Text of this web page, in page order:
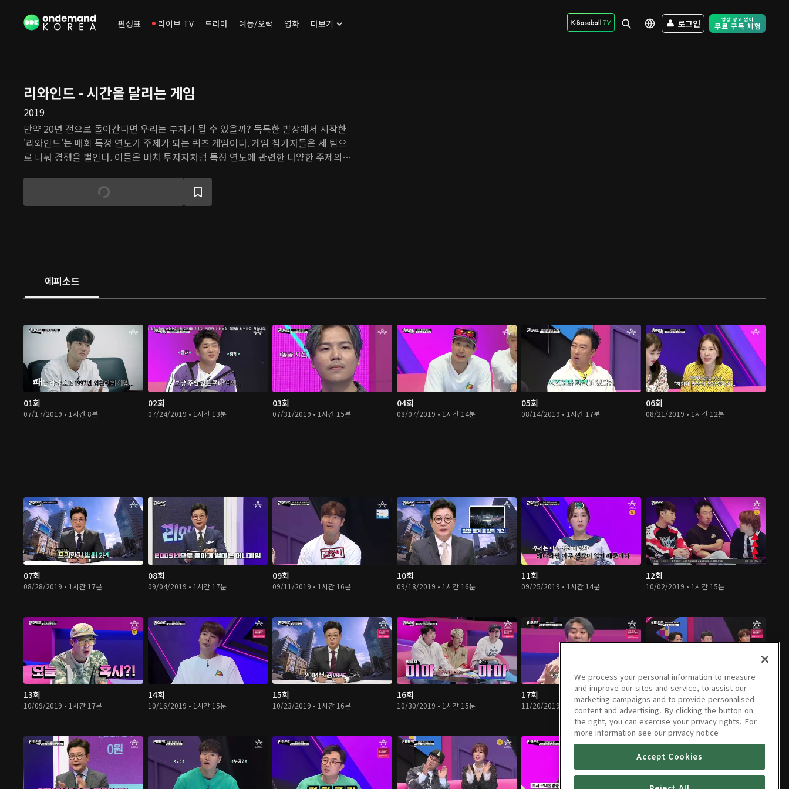
편성표 라이브 TV 드라마 예능/오락 영화 더보기 로그인 Free Trial -
리와인드 - 시간을 달리는 게임
2019
만약 20년 전으로 돌아간다면 우리는 부자가 될 수 있을까? 독특한 발상에서 시작한
'리와인드'는 매회 특정 연도가 주제가 되는 퀴즈 게임이다. 게임 참가자들은 세 팀으
로 나눠 경쟁을 벌인다. 이들은 마치 투자자처럼 특정 연도에 관련한 다양한 주제의
인 참가자들은 자신들이 과거를 경험했거나 잘 알고 있다고 자신한다. 과연 이들의 논
리적 추론과 과감한 배팅이 최고의 결과를 가져올 수 있을까? 연예인들의 과거 투자
에피소드
01회
07/17/2019 • 1시간 8분
02회
07/24/2019 • 1시간 13분
03회
07/31/2019 • 1시간 15분
04회
08/07/2019 • 1시간 14분
05회
08/14/2019 • 1시간 17분
06회
08/21/2019 • 1시간 12분
07회
08/28/2019 • 1시간 17분
08회
09/04/2019 • 1시간 17분
09회
09/11/2019 • 1시간 16분
10회
09/18/2019 • 1시간 16분
11회
09/25/2019 • 1시간 14분
12회
10/02/2019 • 1시간 15분
13회
10/09/2019 • 1시간 17분
14회
10/16/2019 • 1시간 15분
15회
10/23/2019 • 1시간 16분
16회
10/30/2019 • 1시간 15분
17회
11/20/2019 • 1시간 17분
18회
11/27/2019 • 1시간 16분
We process your personal information to measure
and improve our sites and service, to assist our
marketing campaigns and to provide personalised
content and advertising. By clicking the button on
the right, you can exercise your privacy rights. For
more information see our privacy notice
Accept Cookies